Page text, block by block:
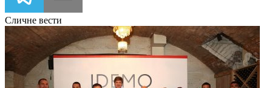
Сличне вести